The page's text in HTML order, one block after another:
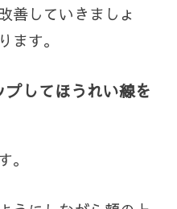
善していきましょ
ます。
してほうれい線を
。